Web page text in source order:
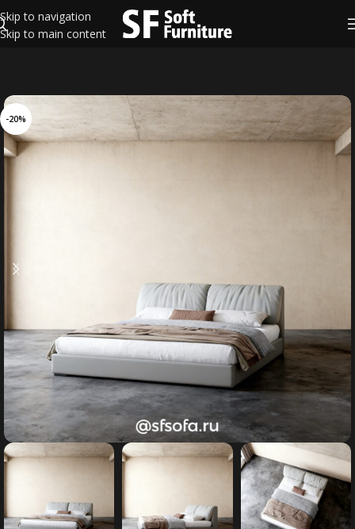
Skip to navigation
Skip to main content
-20%